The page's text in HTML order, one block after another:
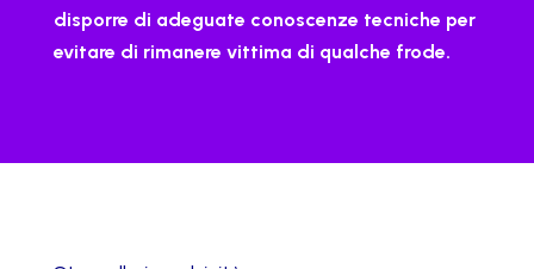
disporre di adeguate conoscenze tecniche per
evitare di rimanere vittima di qualche frode.